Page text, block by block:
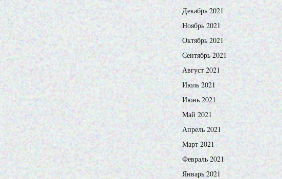
Декабрь 2021
Ноябрь 2021
Октябрь 2021
Сентябрь 2021
Август 2021
Июль 2021
Июнь 2021
Май 2021
Апрель 2021
Март 2021
Февраль 2021
Январь 2021